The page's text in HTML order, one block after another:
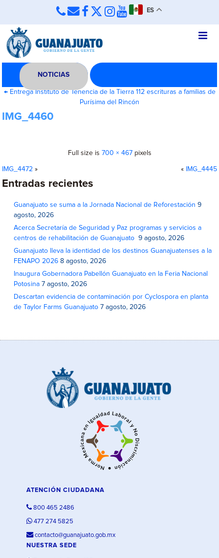
ES
NOTICIAS
←Entrega Instituto de Tenencia de la Tierra 112 escrituras a familias de
Purísima del Rincón
IMG_4460
Full size is 700 × 467pixels
IMG_4472 » « IMG_4445
Entradas recientes
Guanajuato se suma a la Jornada Nacional de Reforestación 9
agosto, 2026
Acerca Secretaría de Seguridad y Paz programas y servicios a
centros de rehabilitación de Guanajuato
9 agosto, 2026
Guanajuato lleva la identidad de los destinos Guanajuatenses a la
FENAPO 2026 8 agosto, 2026
Inaugura Gobernadora Pabellón Guanajuato en la Feria Nacional
Potosina 7 agosto, 2026
Descartan evidencia de contaminación por Cyclospora en planta
de Taylor Farms Guanajuato 7 agosto, 2026
ATENCIÓN CIUDADANA
800 465 2486
477 274 5825
contacto@guanajuato.gob.mx
NUESTRA SEDE